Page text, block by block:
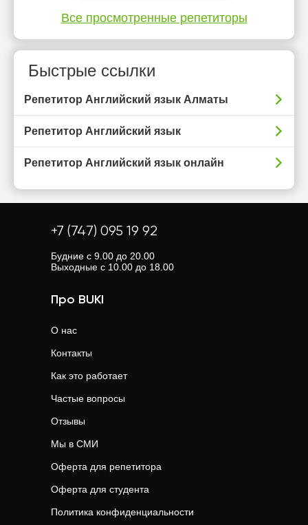
Все просмотренные репетиторы
Быстрые ссылки
Репетитор Английский язык Алматы
Репетитор Английский язык
Репетитор Английский язык онлайн
+7 (747) 095 19 92
Будние с 9.00 до 20.00
Выходные с 10.00 до 18.00
Про BUKI
О нас
Контакты
Как это работает
Частые вопросы
Отзывы
Мы в СМИ
Оферта для репетитора
Оферта для студента
Политика конфиденциальности